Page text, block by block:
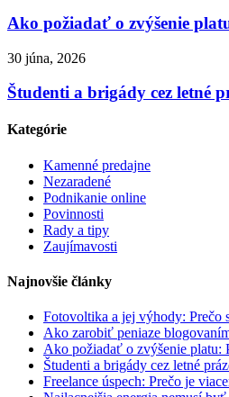
Ako požiadať o zvýšenie
30 júna, 2026
Študenti a brigády cez letné
Kategórie
Kamenné predajne
Nezaradené
Podnikanie online
Povinnosti
Rady a tipy
Zaujímavosti
Najnovšie články
Fotovoltika a jej výhody: Prečo
Ako zarobiť peniaze
Ako požiadať o zvýšenie platu:
Študenti a brigády cez letné
Freelance úspech: Prečo je